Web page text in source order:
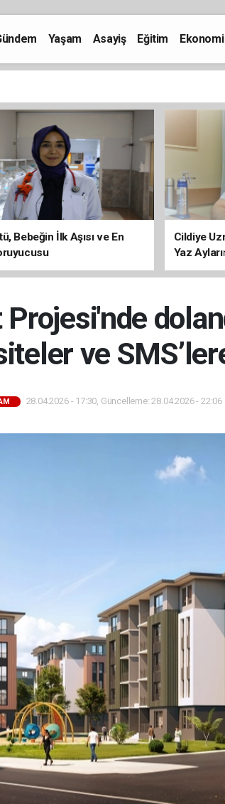
Yaşam Asayiş Eğitim Ekonomi
Bebeğin İlk Aşısı ve En
Cildiye
Yaz
Uyarısı
ve
28.04.2026 - 17:30, Güncelleme: 28.04.2026 - 22:06